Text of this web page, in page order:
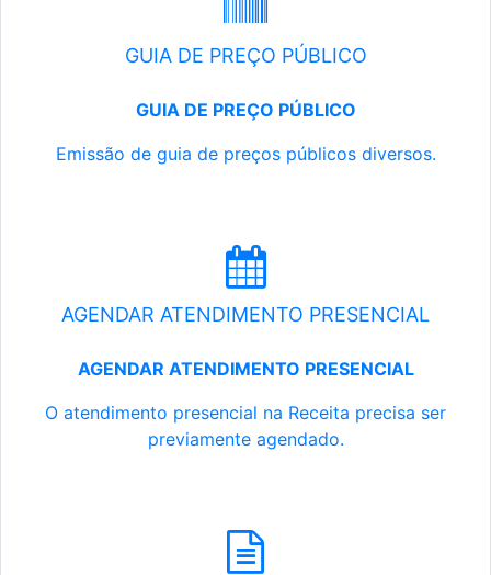
GUIA DE PREÇO PÚBLICO
GUIA DE PREÇO PÚBLICO
Emissão de guia de preços públicos diversos.
AGENDAR ATENDIMENTO PRESENCIAL
AGENDAR ATENDIMENTO PRESENCIAL
O atendimento presencial na Receita precisa ser
previamente agendado.